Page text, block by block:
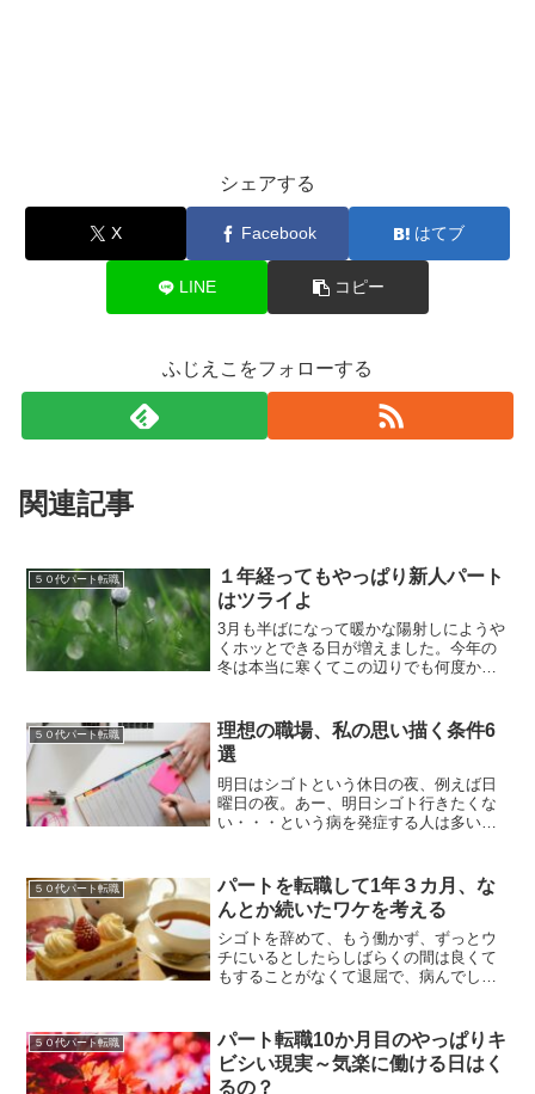
シェアする
X Facebook はてブ
LINE コピー
ふじえこをフォローする
関連記事
５０代パート転職
１年経ってもやっぱり新人パート
はツライよ
3月も半ばになって暖かな陽射しにようや
くホッとできる日が増えました。今年の
冬は本当に寒くてこの辺りでも何度か雪
ズン３回！道路が凍結していた日の恐ろ
しかったこと・・・(^...
５０代パート転職
理想の職場、私の思い描く条件6
選
明日はシゴトという休日の夜、例えば日
曜日の夜。あー、明日シゴト行きたくな
い・・・という病を発症する人は多いと
と気持ちが重たくなる。GWとか年末年始
の長い休み明けはなおさ...
５０代パート転職
パートを転職して1年３カ月、な
んとか続いたワケを考える
シゴトを辞めて、もう働かず、ずっとウ
チにいるとしたらしばらくの間は良くて
もすることがなくて退屈で、病んでしま
稼げない自分、誰からも必要とされない
自分を情けなく思って自己...
５０代パート転職
パート転職10か月目のやっぱりキ
ビシい現実～気楽に働ける日はく
るの？